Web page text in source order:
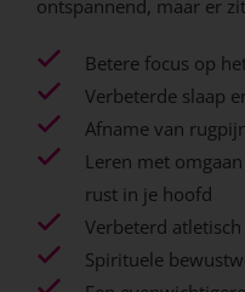
ontspannend, maar er
Betere focus op
Verbeterde slaap
Afname van
Leren met
rust in je hoofd
Verbeterd
Spirituele